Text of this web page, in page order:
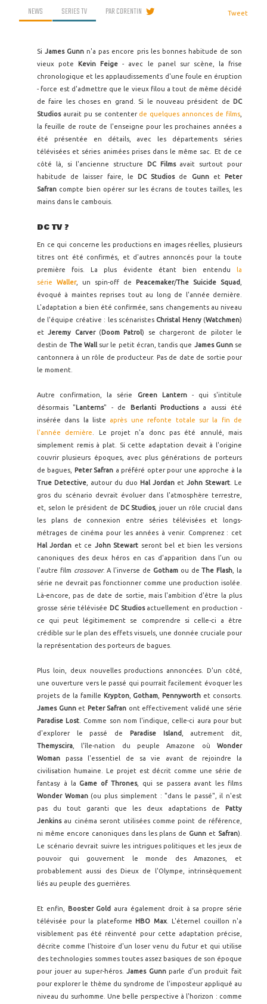
NEWS SERIES TV PARCORENTIN Tweet
SiJames Gunn n'a pas encore pris les bonnes habitude de son
vieux pote Kevin Feige - avec le panel sur scène, la frise
chronologique et les applaudissements d'une foule en éruption
- force est d'admettre que le vieux filou a tout de même décidé
de faire les choses en grand. Si le nouveau président de DC
Studiosaurait pu se contenter de quelques annonces de films
la feuille de route de l'enseigne pour les prochaines années a
été présentée en détails, avec les départements séries
télévisées et séries animées prises dans le même sac. Et de ce
côté là, si l'ancienne structure DC Filmsavait surtout pour
habitude de laisser faire, le DC Studiosde Gunnet Peter
Safran compte bien opérer sur les écrans de toutes tailles, les
mains dans le cambouis.
DC TV ?
En ce qui concerne les productions en images réelles, plusieurs
titres ont été confirmés, et d'autres annoncés pour la toute
première fois. La plus évidente étant bien entendu
la
série Waller, un spin-off de Peacemaker/The Suicide Squad
évoqué à maintes reprises tout au long de l'année dernière.
L'adaptation a bien été confirmée, sans changements au niveau
de l'équipe créative : les scénaristes Christal Henry(Watchmen)
etJeremy Carver(Doom Patrol) se chargeront de piloter le
destin de The Wallsur le petit écran, tandis que James Gunnse
cantonnera à un rôle de producteur. Pas de date de sortie pour
le moment.
Autre confirmation, la série Green Lantern- qui s'intitule
désormais " Lanterns" - de Berlanti Productionsa aussi été
insérée dans la liste après une refonte totale sur la fin de
l'année dernière
. Le projet n'a donc pas été annulé, mais
simplement remis à plat. Si cette adaptation devait à l'origine
couvrir plusieurs époques, avec plus générations de porteurs
de bagues,
Peter Safran a préféré opter pour une approche à la
True Detective , autour du duo Hal Jordan et John Stewart . Le
gros du scénario devrait évoluer dans l'atmosphère terrestre,
et, selon le président de DC Studios, jouer un rôle crucial dans
les plans de connexion entre séries télévisées et longs-
métrages de cinéma pour les années à venir. Comprenez : cet
Hal Jordan et ce John Stewart seront bel et bien les versions
canoniques des deux héros en cas d'apparition dans l'un ou
l'autre film crossover. A l'inverse de Gothamou deThe Flash , la
série ne devrait pas fonctionner comme une production isolée.
Là-encore, pas de date de sortie, mais l'ambition d'être la plus
grosse série télévisée DC Studiosactuellement en production -
ce qui peut légitimement se comprendre si celle-ci a être
crédible sur le plan des effets visuels, une donnée cruciale pour
la représentation des porteurs de bagues.
Plus loin, deux nouvelles productions annoncées. D'un côté,
une ouverture vers le passé qui pourrait facilement évoquer les
projets de la famille Krypton, Gotham Pennyworth et consorts.
James Gunnet Peter Safran ont effectivement validé une série
Paradise Lost . Comme son nom l'indique, celle-ci aura pour but
d'explorer le passé de
Paradise Island
, autrement dit,
Themyscira , l'île-nation du peuple Amazone où Wonder
Woman passa l'essentiel de sa vie avant de rejoindre la
civilisation humaine. Le projet est décrit comme une série de
fantasy à la Game of Thrones, qui se passera avant les films
Wonder Woman(ou plus simplement : "dans le passé", il n'est
pas du tout garanti que les deux adaptations de
Patty
Jenkinsau cinéma seront utilisées comme point de référence,
ni même encore canoniques dans les plans de Gunn et Safran).
Le scénario devrait suivre les intrigues politiques et les jeux de
pouvoir qui gouvernent le monde des Amazones, et
probablement aussi des Dieux de l'Olympe, intrinsèquement
liés au peuple des guerrières.
Et enfin, Booster Gold
aura également droit à sa propre série
télévisée pour la plateforme
HBO Max. L'éternel couillon n'a
visiblement pas été réinventé pour cette adaptation précise,
décrite comme l'histoire d'un loser venu du futur et qui utilise
des technologies sommes toutes assez basiques de son époque
pour jouer au super-héros.James Gunnparle d'un produit fait
pour explorer le thème du syndrome de l'imposteur appliqué au
niveau du surhomme. Une belle perspective à l'horizon : comme